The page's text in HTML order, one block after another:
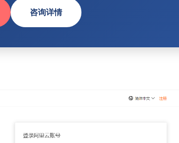
咨询详情